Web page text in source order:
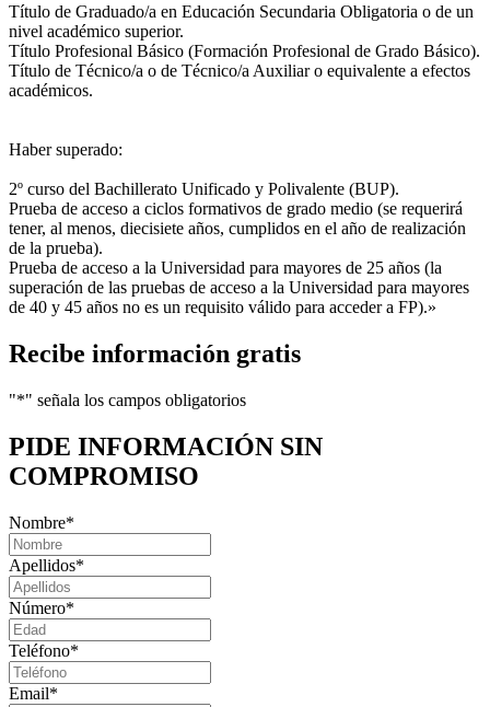
Título de Graduado/a en Educación Secundaria Obligatoria o de un
nivel académico superior.
Título Profesional Básico (Formación Profesional de Grado Básico).
Título de Técnico/a o de Técnico/a Auxiliar o equivalente a efectos
académicos.
Haber superado:
2º curso del Bachillerato Unificado y Polivalente (BUP).
Prueba de acceso a ciclos formativos de grado medio (se requerirá
tener, al menos, diecisiete años, cumplidos en el año de realización
de la prueba).
Prueba de acceso a la Universidad para mayores de 25 años (la
superación de las pruebas de acceso a la Universidad para mayores
de 40 y 45 años no es un requisito válido para acceder a FP).»
Recibe información gratis
"*" señala los campos obligatorios
PIDE INFORMACIÓN SIN
COMPROMISO
Nombre*
Apellidos*
Número*
Teléfono*
Email*